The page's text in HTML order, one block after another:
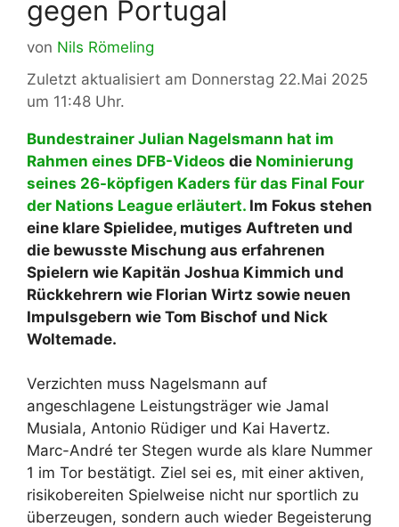
gegen Portugal
von Nils Römeling
Zuletzt aktualisiert am Donnerstag 22.Mai 2025
um 11:48 Uhr.
Bundestrainer Julian Nagelsmann hat im
Rahmen eines DFB-Videos die Nominierung
seines 26-köpfigen Kaders für das Final Four
der Nations League erläutert. Im Fokus stehen
eine klare Spielidee, mutiges Auftreten und
die bewusste Mischung aus erfahrenen
Spielern wie Kapitän Joshua Kimmich und
Rückkehrern wie Florian Wirtz sowie neuen
Impulsgebern wie Tom Bischof und Nick
Woltemade.
Verzichten muss Nagelsmann auf
angeschlagene Leistungsträger wie Jamal
Musiala, Antonio Rüdiger und Kai Havertz.
Marc-André ter Stegen wurde als klare Nummer
1 im Tor bestätigt. Ziel sei es, mit einer aktiven,
risikobereiten Spielweise nicht nur sportlich zu
überzeugen, sondern auch wieder Begeisterung